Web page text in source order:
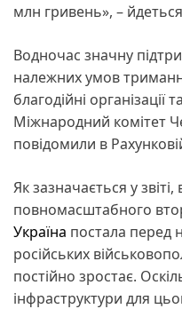
млн гривень», – йдеться
Водночас значну
належних умов
благодійні
Міжнародний комітет
повідомили в
Як зазначається у звіті,
повномасштабного
Україна постала перед
російських
постійно зростає.
інфраструктури для